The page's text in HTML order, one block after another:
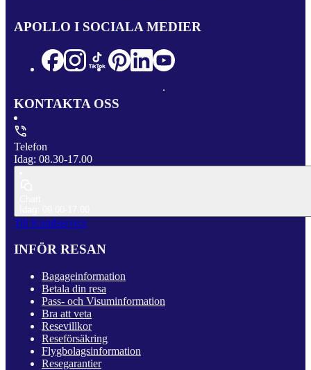
APOLLO I SOCIALA MEDIER
KONTAKTA OSS
Telefon
Idag: 08.30-17.00
Till Kundservice
INFÖR RESAN
Bagageinformation
Betala din resa
Pass- och Visuminformation
Bra att veta
Resevillkor
Reseförsäkring
Flygbolagsinformation
Resegarantier